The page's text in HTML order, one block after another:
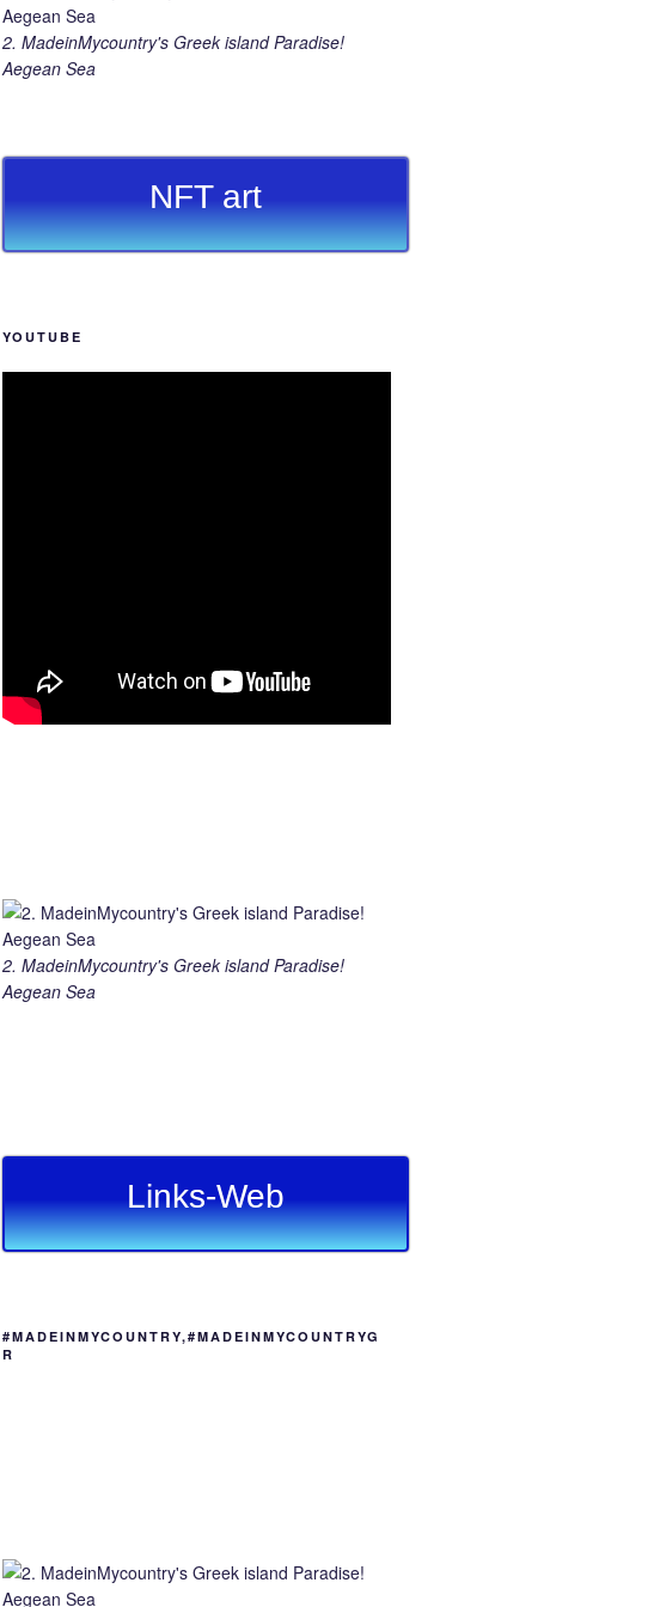
2. MadeinMycountry's Greek island Paradise!
Aegean Sea
NFT art
YOUTUBE
2. MadeinMycountry's Greek island Paradise!
Aegean Sea
Links-Web
#MADEINMYCOUNTRY,#MADEINMYCOUNTRYG
R